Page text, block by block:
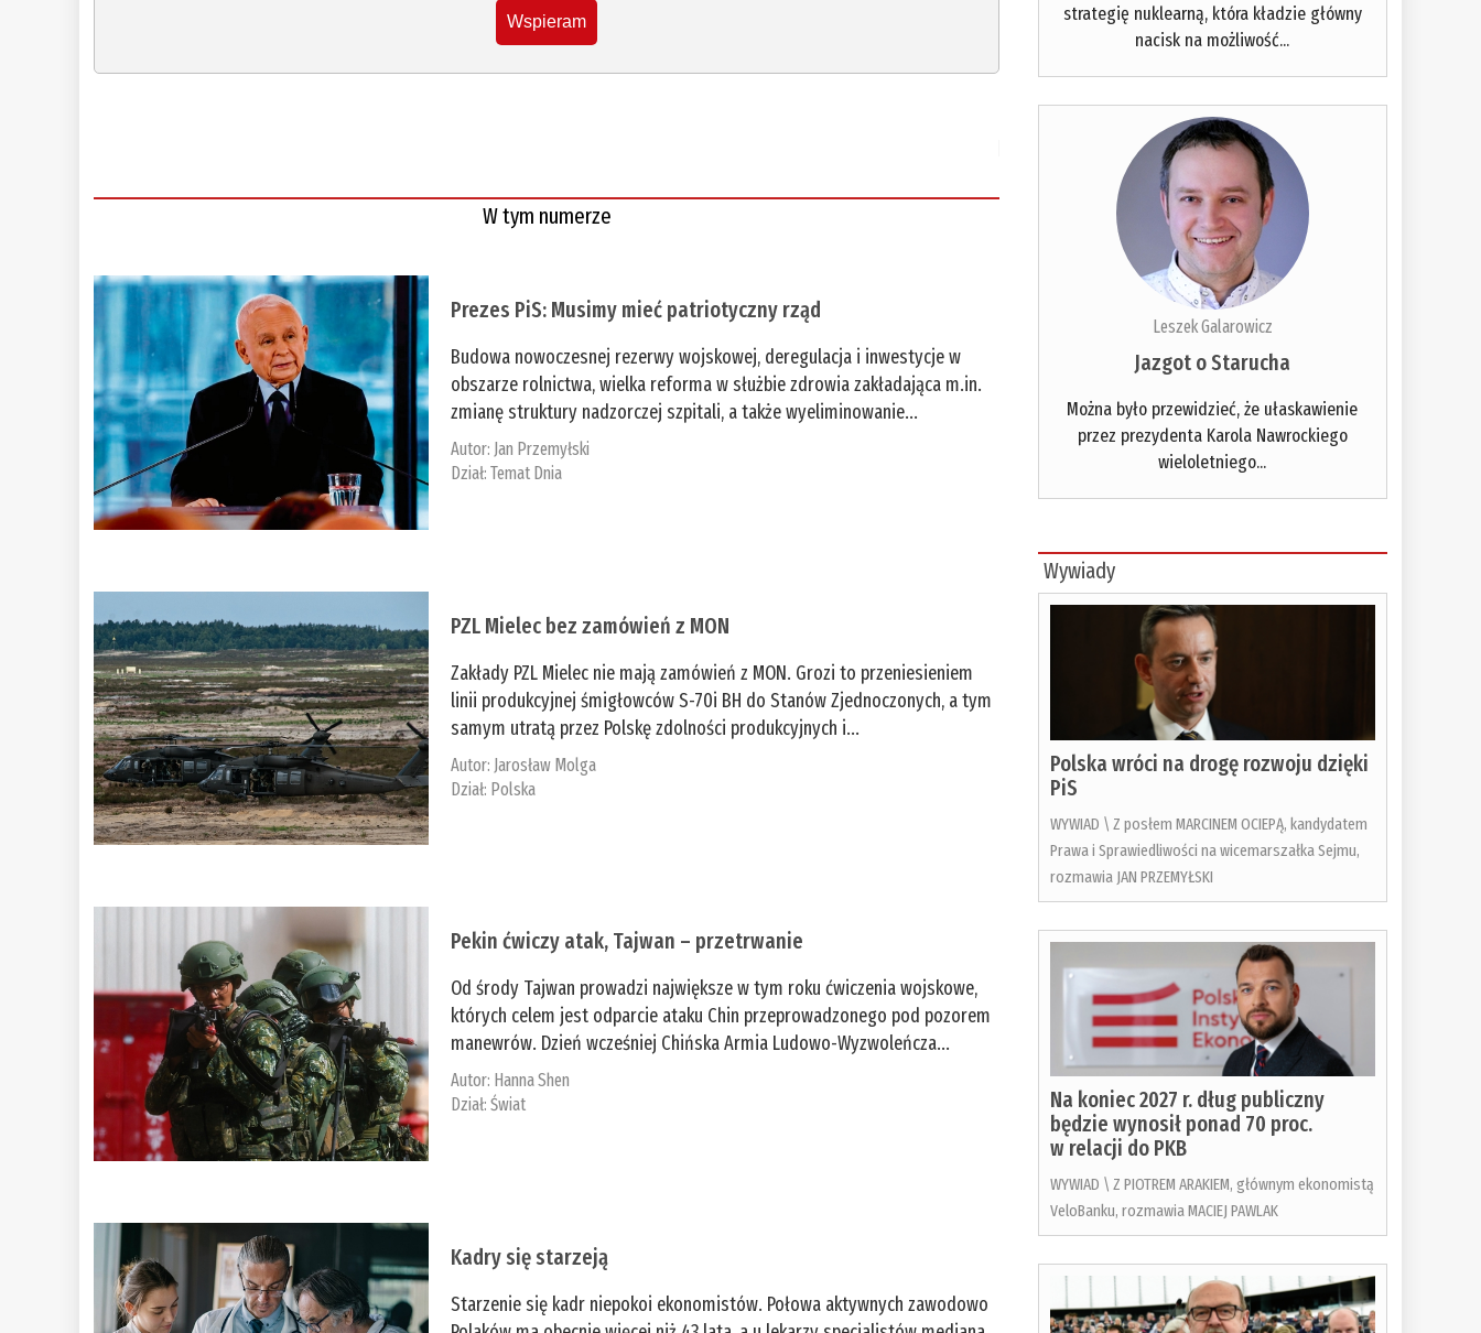
Wspieram
W tym numerze
Prezes PiS: Musimy mieć patriotyczny rząd
Budowa nowoczesnej rezerwy wojskowej, deregulacja i inwestycje w
obszarze rolnictwa, wielka reforma w służbie zdrowia zakładająca m.in.
zmianę struktury nadzorczej szpitali, a także wyeliminowanie...
Autor: Jan Przemyłski
Dział:Temat Dnia
PZL Mielec bez zamówień z MON
Zakłady PZL Mielec nie mają zamówień z MON. Grozi to przeniesieniem
linii produkcyjnej śmigłowców S-70i BH do Stanów Zjednoczonych, a tym
samym utratą przez Polskę zdolności produkcyjnych i...
Autor: Jarosław Molga
Dział: Polska
Pekin ćwiczy atak, Tajwan – przetrwanie
Od środy Tajwan prowadzi największe w tym roku ćwiczenia wojskowe,
których celem jest odparcie ataku Chin przeprowadzonego pod pozorem
manewrów. Dzień wcześniej Chińska Armia Ludowo-Wyzwoleńcza...
Autor: ­Hanna Shen
Dział:Świat
Kadry się starzeją
Starzenie się kadr niepokoi ekonomistów. Połowa aktywnych zawodowo
strategię nuklearną, która kładzie główny
nacisk na możliwość...
Leszek Galarowicz
Jazgot o Starucha
Można było przewidzieć, że ułaskawienie
przez prezydenta Karola Nawrockiego
wieloletniego...
Wywiady
Polska wróci na drogę rozwoju dzięki
PiS
WYWIAD \ Z posłem MARCINEM OCIEPĄ, kandydatem
Prawa i Sprawiedliwości na wicemarszałka Sejmu,
rozmawia JAN PRZEMYŁSKI
Na koniec 2027 r. dług publiczny
będzie wynosił ponad 70 proc.
w relacji do PKB
WYWIAD \ Z PIOTREM ARAKIEM, głównym ekonomistą
VeloBanku, rozmawia MACIEJ PAWLAK